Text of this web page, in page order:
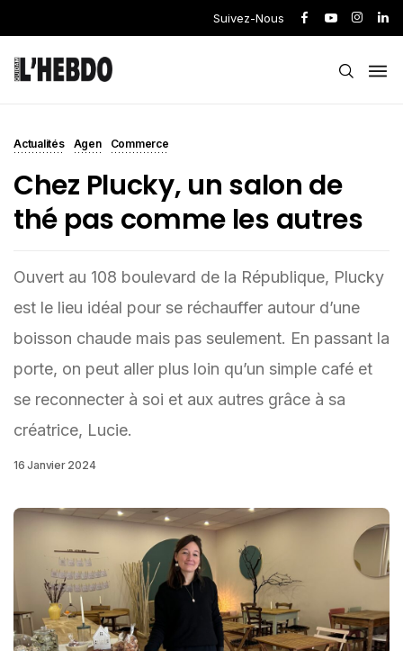
Suivez-Nous
Actualités Agen Commerce
Chez Plucky, un salon de
thé pas comme les autres
Ouvert au 108 boulevard de la République, Plucky
est le lieu idéal pour se réchauffer autour d’une
boisson chaude mais pas seulement. En passant la
porte, on peut aller plus loin qu’un simple café et
se reconnecter à soi et aux autres grâce à sa
créatrice, Lucie.
16 Janvier 2024